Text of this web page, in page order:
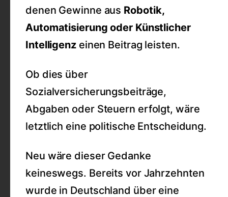
denen Gewinne aus Robotik,
Automatisierung oder Künstlicher
Intelligenzeinen Beitrag leisten.
Ob dies über
Sozialversicherungsbeiträge,
Abgaben oder Steuern erfolgt, wäre
letztlich eine politische Entscheidung.
Neu wäre dieser Gedanke
keineswegs. Bereits vor Jahrzehnten
wurde in Deutschland über eine